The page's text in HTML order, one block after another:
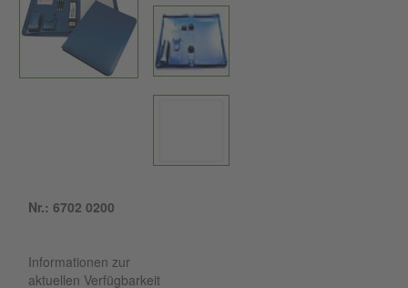
Nr.: 6702 0200
Informationen zur
aktuellen Verfügbarkeit